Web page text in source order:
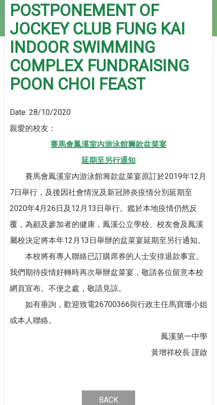
POSTPONEMENT OF
JOCKEY CLUB FUNG KAI
INDOOR SWIMMING
COMPLEX FUNDRAISING
POON CHOI FEAST
Date: 28/10/2020
親愛的校友：
賽馬會鳳溪室內游泳館籌款盆菜宴
延期至另行通知
賽馬會鳳溪室內游泳館籌款盆菜宴原訂於2019年12月
7日舉行，及後因社會情況及新冠肺炎疫情分別延期至
2020年4月26日及12月13日舉行。鑑於本地疫情仍然反
覆，為顧及參加者的健康，鳳溪公立學校、校友會及鳳溪
屬校決定將本年12月13日舉辦的盆菜宴延期至另行通知。
本校將有專人聯絡已訂購席券的人士安排退款事宜。
我們期待疫情好轉時再次舉辦盆菜宴，敬請各位留意本校
網頁宣布。不便之處，敬請見諒。
如有垂詢，歡迎致電26700366與行政主任馬寶珊小姐
或本人聯絡。
鳳溪第一中學
黃增祥校長 謹啟
BACK